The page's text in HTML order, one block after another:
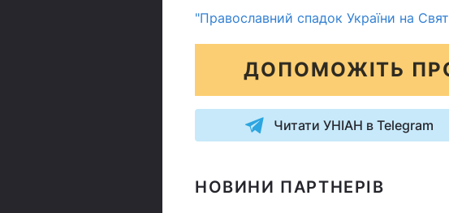
"Православний спадок України на
ДОПОМОЖІТЬ
Читати УНІАН в Telegram
НОВИНИ ПАРТНЕРІВ